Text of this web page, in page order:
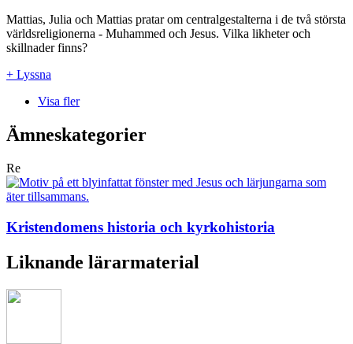
Mattias, Julia och Mattias pratar om centralgestalterna i de två största
världsreligionerna - Muhammed och Jesus. Vilka likheter och
skillnader finns?
+ Lyssna
Visa fler
Ämneskategorier
Re
Kristendomens historia och kyrkohistoria
Liknande lärarmaterial